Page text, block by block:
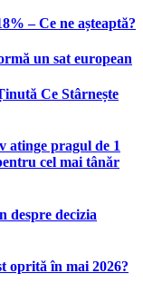
– Ce ne așteaptă?
un sat european
Ce Stârnește
atinge pragul de 1
cel mai tânăr
despre decizia
oprită în mai 2026?